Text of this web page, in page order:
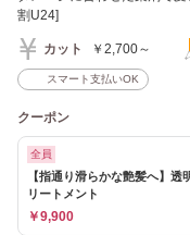
割U24]
カット ￥2,700～
スマート支払いOK
クーポン
全員
【指通り滑らかな艶髪へ】透
リートメント
￥9,900